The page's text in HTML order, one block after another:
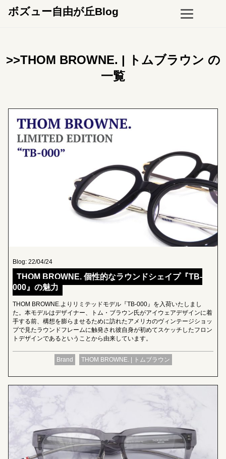
ボズュー自由が丘Blog
>>THOM BROWNE. | トムブラウン の
一覧
Blog: 22/04/24
THOM BROWNE. 個性的なラウンドシェイプ『TB-
000』の魅力
THOM BROWNE.よりリミテッドモデル『TB-000』を入荷いたしまし
た。本モデルはデザイナー、トム・ブラウン氏がアイウェアデザインに着
手する前、構想を膨らませるために訪れたアメリカのヴィンテージショッ
プで見たラウンドフレームに触発され彼自身が初めてスケッチしたフロン
トデザインであるということから由来しています。
Brand THOM BROWNE. | トムブラウン